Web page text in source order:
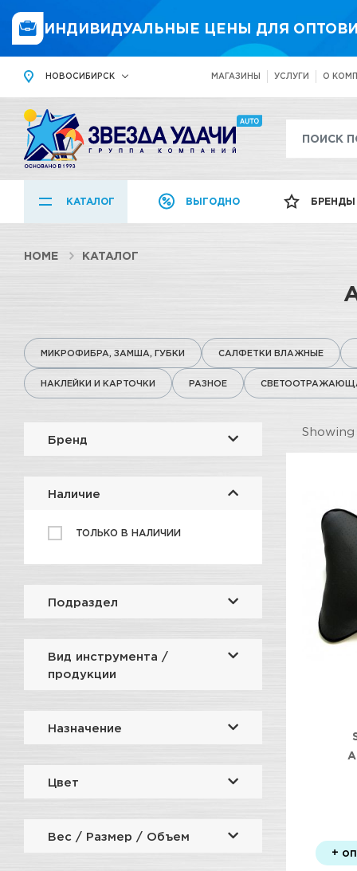
ИНДИВИДУАЛЬНЫЕ ЦЕНЫ ДЛЯ
НОВОСИБИРСК МАГАЗИНЫ УСЛУГИ О
КАТАЛОГ ВЫГОДНО БРЕНДЫ
HOME КАТАЛОГ
МИКРОФИБРА, ЗАМША, ГУБКИ САЛФЕТКИ ВЛАЖНЫЕ
НАКЛЕЙКИ И КАРТОЧКИ РАЗНОЕ
Бренд
Наличие
ТОЛЬКО В НАЛИЧИИ
Подраздел
Вид инструмента /
продукции
Назначение
Цвет
Вес / Размер / Объем
+